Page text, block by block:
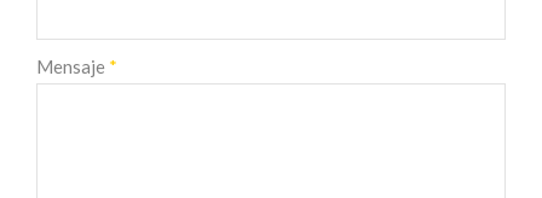
Mensaje *